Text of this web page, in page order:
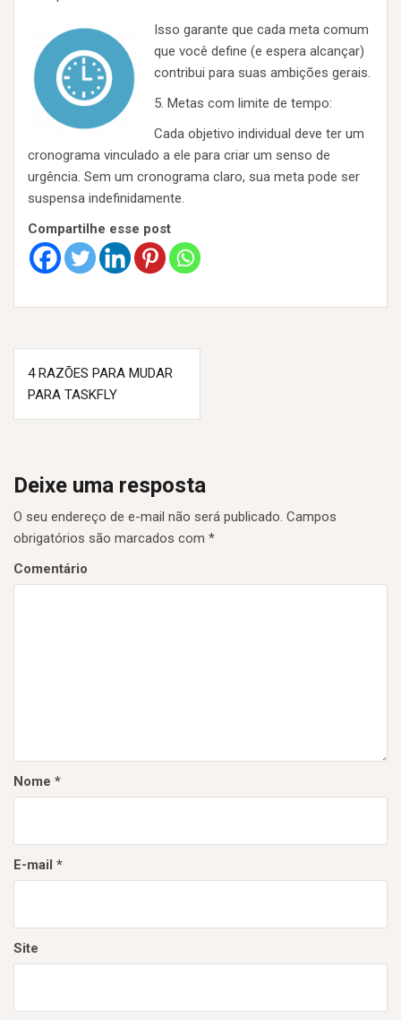
Isso garante que cada meta comum
que você define (e espera alcançar)
contribui para suas ambições gerais.
5. Metas com limite de tempo:
Cada objetivo individual deve ter um
cronograma vinculado a ele para criar um senso de
urgência. Sem um cronograma claro, sua meta pode ser
suspensa indefinidamente.
Compartilhe esse post
N
a
e
g
a
ç
ã
s
t
4 RAZÕES PARA MUDAR
PARA TASKFLY
Deixe uma resposta
O seu endereço de e-mail não será publicado. Campos
obrigatórios são marcados com *
Comentário
Nome *
E-mail *
Site